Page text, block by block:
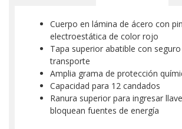
Cuerpo en lámina de ácero con
electroestática de color rojo
Tapa superior abatible con
transporte
Amplia grama de protección
Capacidad para 12 candados
Ranura superior para ingresar
bloquean fuentes de energía